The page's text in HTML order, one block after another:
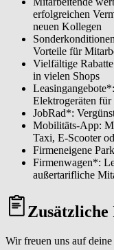
erfolgreichen
neuen Kollegen
Vorteile für
Vielfältige
in vielen Shops
Elektrogeräten
JobRad*:
Mobilitäts-App:
Taxi, E-Scooter
Firmeneigene
Firmenwagen*:
außertarifliche
Wir freuen uns auf